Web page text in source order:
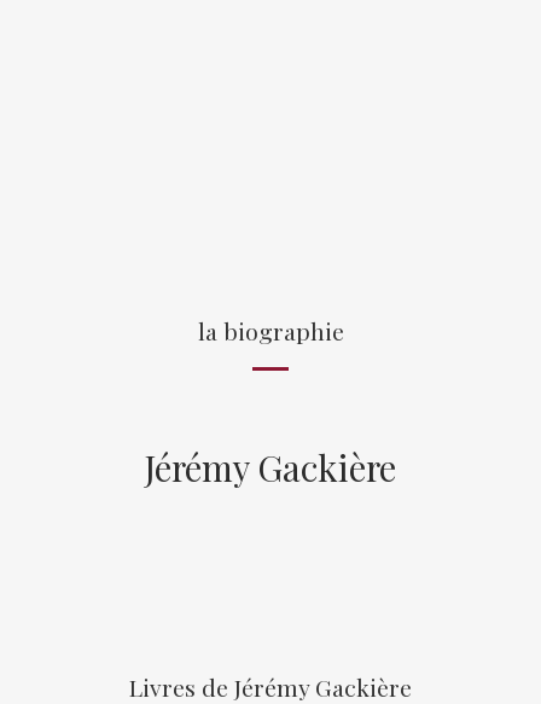
la biographie
Jérémy Gackière
Livres de Jérémy Gackière